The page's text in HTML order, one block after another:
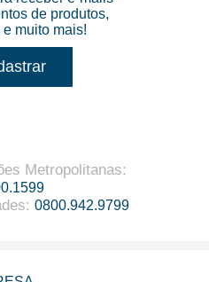
de produtos,
muito mais!
Metropolitanas:
: 0800.942.9799